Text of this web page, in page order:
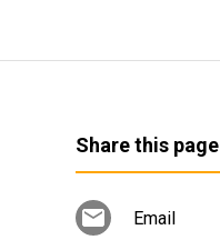
Share this page
Email